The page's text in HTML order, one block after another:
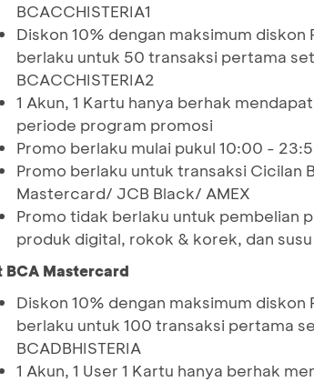
BCACCHISTERIA1
Diskon 10% dengan maksimum
berlaku untuk 50 transaksi pertama
BCACCHISTERIA2
1 Akun, 1 Kartu hanya berhak
periode program promosi
Promo berlaku mulai pukul 10:00 -
Promo berlaku untuk transaksi Cicilan
Mastercard/ JCB Black/ AMEX
Promo tidak berlaku untuk pembelian
produk digital, rokok & korek, dan
BCA Mastercard
Diskon 10% dengan maksimum
berlaku untuk 100 transaksi pertama
BCADBHISTERIA
1 Akun, 1 User 1 Kartu hanya berhak